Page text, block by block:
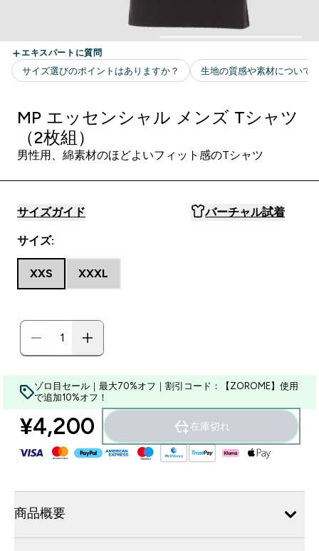
MP エッセンシャル メンズ Tシャツ
（2枚組）
男性用、綿素材のほどよいフィット感のTシャツ
サイズガイド バーチャル試着
サイズ:
XXS XXXL
ゾロ目セール｜最大70%オフ｜割引コード：【ZOROME】使用
で追加10%オフ！
¥4,200‎ 在庫切れ
商品概要